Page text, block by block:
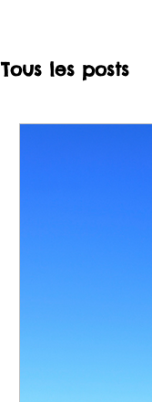
Tous les posts